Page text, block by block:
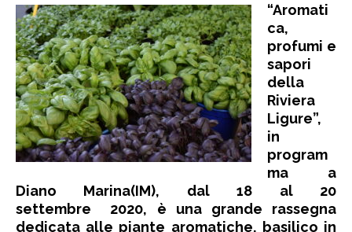
“Aromati
ca,
profumi e
sapori
della
Riviera
Ligure”,
in
program
ma a
Diano Marina(IM), dal 18 al 20
settembre 2020, è una grande rassegna
dedicata alle piante aromatiche, basilico in